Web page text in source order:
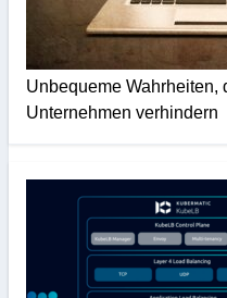
Unbequeme Wahrheiten,
Unternehmen verhindern